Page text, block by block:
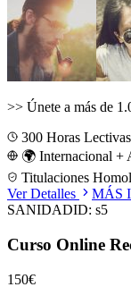
>> Únete a más de
300 Horas Lectivas
🌍 Internacional +
Titulaciones
Ver Detalles
MÁS
SANIDADID: s5
Curso Online
150€